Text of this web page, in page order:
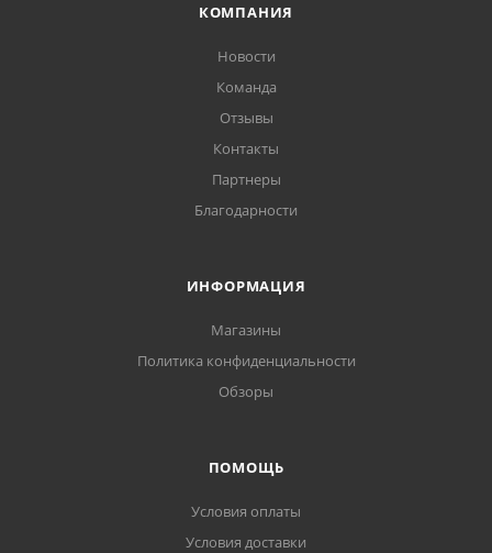
КОМПАНИЯ
Новости
Команда
Отзывы
Контакты
Партнеры
Благодарности
ИНФОРМАЦИЯ
Магазины
Политика конфиденциальности
Обзоры
ПОМОЩЬ
Условия оплаты
Условия доставки